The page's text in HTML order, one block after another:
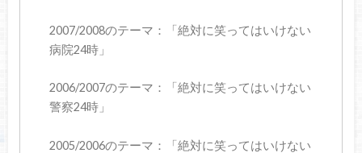
2007/2008のテーマ：「絶対に笑ってはいけない
病院24時」
2006/2007のテーマ：「絶対に笑ってはいけない
警察24時」
2005/2006のテーマ：「絶対に笑ってはいけない